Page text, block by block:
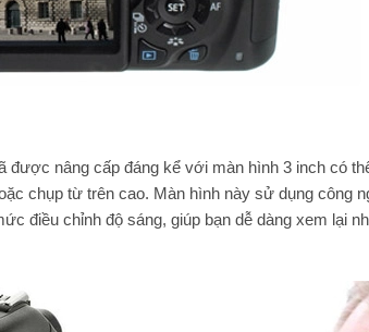
nâng cấp đáng kể với màn hình 3 inch có
chụp từ trên cao. Màn hình này sử dụng công
điều chỉnh độ sáng, giúp bạn dễ dàng xem lại